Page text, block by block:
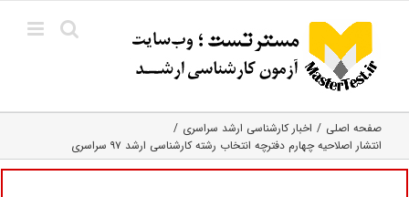
content
صفحه اصلی
اخبار کارشناسی ارشد سراسری
انتشار اصلاحیه چهارم دفترچه انتخاب رشته کارشناسی ارشد ۹۷ سراسری